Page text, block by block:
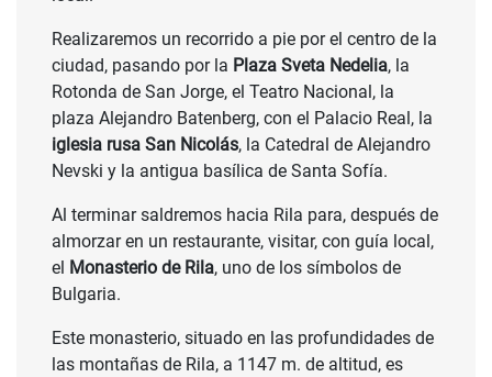
Realizaremos un recorrido a pie por el centro de la
ciudad, pasando por la Plaza Sveta Nedelia, la
Rotonda de San Jorge, el Teatro Nacional, la
plaza Alejandro Batenberg, con el Palacio Real, la
iglesia rusa San Nicolás, la Catedral de Alejandro
Nevski y la antigua basílica de Santa Sofía.
Al terminar saldremos hacia Rila para, después de
almorzar en un restaurante, visitar, con guía local,
el Monasterio de Rila, uno de los símbolos de
Bulgaria.
Este monasterio, situado en las profundidades de
las montañas de Rila, a 1147 m. de altitud, es